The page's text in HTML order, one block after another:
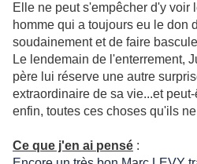
Elle ne peut s'empêcher d'y voir
homme qui a toujours eu le don
soudainement et de faire
Le lendemain de l'enterrement,
père lui réserve une autre
extraordinaire de sa vie...et
enfin, toutes ces choses qu'ils
Ce que j'en ai pensé :